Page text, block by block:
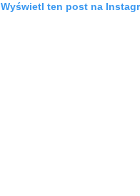
Wyświetl ten post na